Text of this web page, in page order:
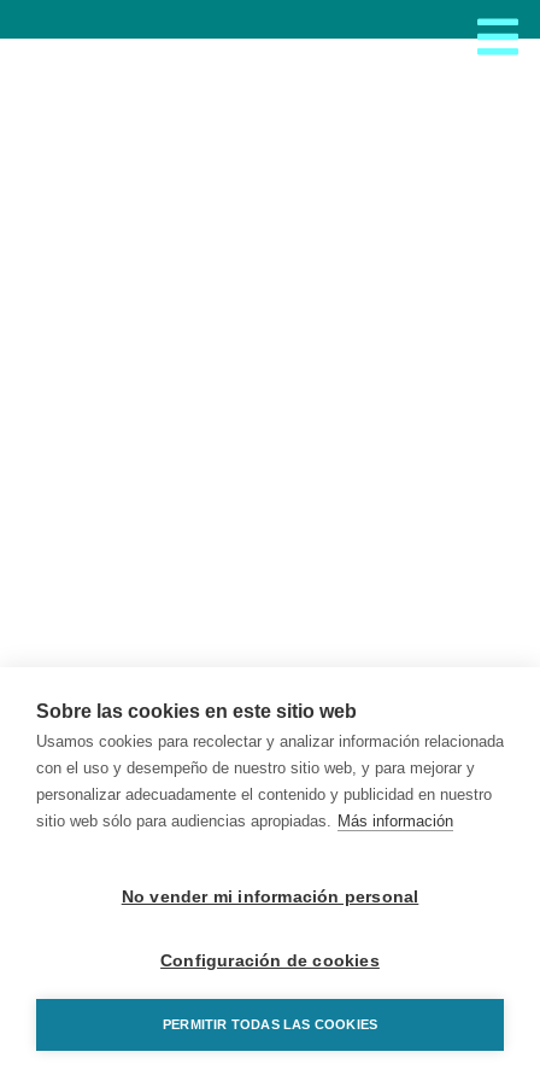
Sobre las cookies en este sitio web
Usamos cookies para recolectar y analizar información relacionada
con el uso y desempeño de nuestro sitio web, y para mejorar y
personalizar adecuadamente el contenido y publicidad en nuestro
sitio web sólo para audiencias apropiadas. Más información
No vender mi información personal
Configuración de cookies
PERMITIR TODAS LAS COOKIES